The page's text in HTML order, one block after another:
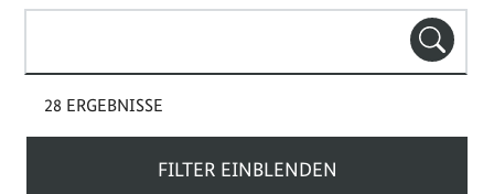
28 ERGEBNISSE
FILTER EINBLENDEN